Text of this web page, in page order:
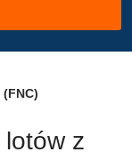
z